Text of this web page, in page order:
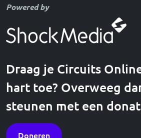
Powered by
Draag je Circuits
hart toe? Overweeg
steunen met een
Doneren